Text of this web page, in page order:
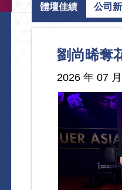
體壇佳績 公司
劉尚晞奪
2026 年 07